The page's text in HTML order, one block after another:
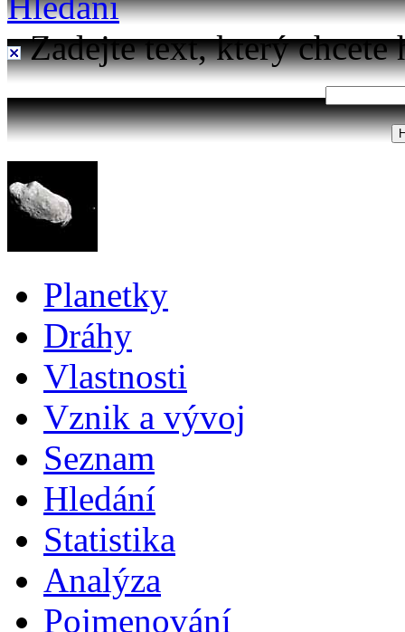
Zadejte text, který chcete
Planetky
Dráhy
Vlastnosti
Vznik a vývoj
Seznam
Hledání
Statistika
Analýza
Pojmenování